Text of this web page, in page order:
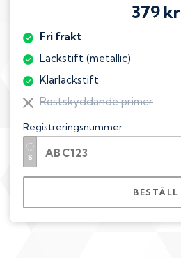
379 kr
Fri frakt
Lackstift (metallic)
Klarlackstift
Rostskyddande primer
Registreringsnummer
BESTÄLL